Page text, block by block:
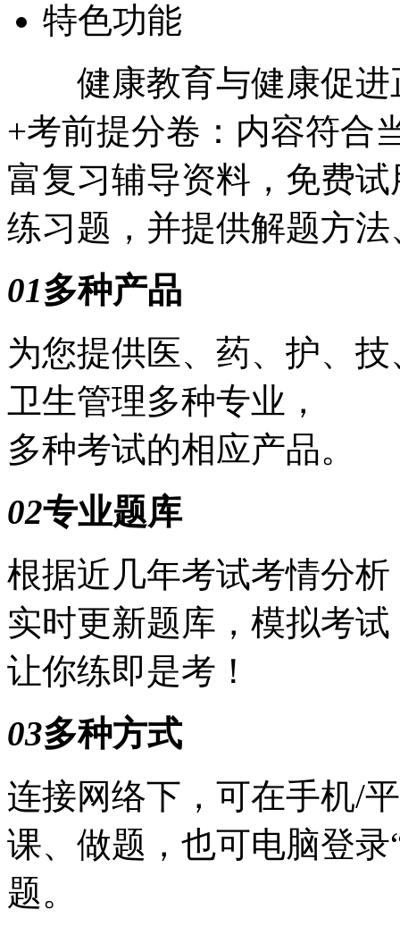
特色功能
健康教育与健康促进
+考前提分卷：内容符合
富复习辅导资料，免费
练习题，并提供解题方
01多种产品
为您提供医、药、护、技
卫生管理多种专业，
多种考试的相应产品。
02专业题库
根据近几年考试考情分析
实时更新题库，模拟考试
让你练即是考！
03多种方式
连接网络下，可在手机/
课、做题，也可电脑登
题。